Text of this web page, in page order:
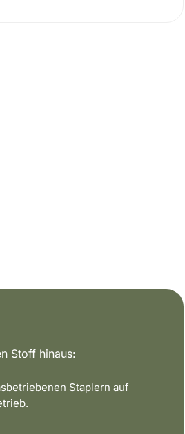
Stoff hinaus:
Staplern auf